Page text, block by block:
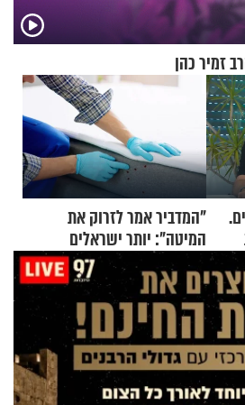
זמיר כהן
4 ילדים.
"המדביר אמר לזרוק את
המיטה": יותר ישראלים
מדווחים על מכת פשפשי
המיטה